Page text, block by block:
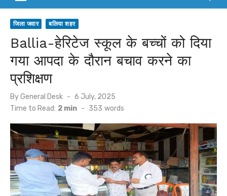
जिला जवार बलिया शहर
Ballia-हेरिटेज स्कूल के बच्चों को दिया
गया आपदा के दौरान बचाव करने का
प्रशिक्षण
ByGeneral Desk
Posted
on
6 July, 2025
Time to Read: 2 min - 353 words